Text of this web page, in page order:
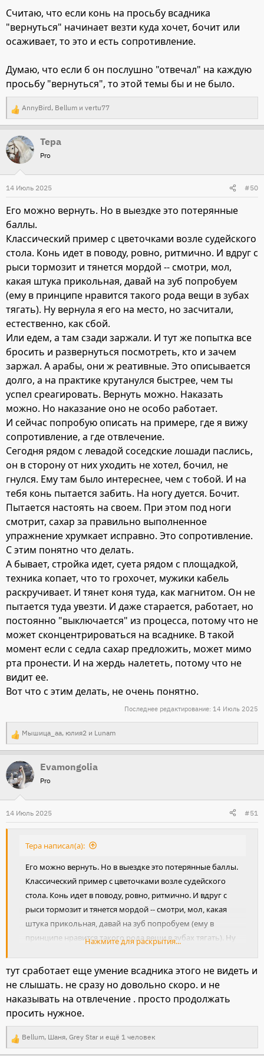
:
Считаю, что если конь на просьбу всадника
"вернуться" начинает везти куда хочет, бочит или
осаживает, то это и есть сопротивление.
Думаю, что если б он послушно "отвечал" на каждую
просьбу "вернуться", то этой темы бы и не было.
Р
е
а
к
и
и
:
AnnyBird, Bellum и vertu77
Тера
Pro
14 Июль 2025 #50
Его можно вернуть. Но в выездке это потерянные
баллы.
Классический пример с цветочками возле судейского
стола. Конь идет в поводу, ровно, ритмично. И вдруг с
рыси тормозит и тянется мордой -- смотри, мол,
какая штука прикольная, давай на зуб попробуем
(ему в принципе нравится такого рода вещи в зубах
тягать). Ну вернула я его на место, но засчитали,
естественно, как сбой.
Или едем, а там сзади заржали. И тут же попытка все
бросить и развернуться посмотреть, кто и зачем
заржал. А арабы, они ж реативные. Это описывается
долго, а на практике крутанулся быстрее, чем ты
успел среагировать. Вернуть можно. Наказать
можно. Но наказание оно не особо работает.
И сейчас попробую описать на примере, где я вижу
сопротивление, а где отвлечение.
Сегодня рядом с левадой соседские лошади паслись,
он в сторону от них уходить не хотел, бочил, не
гнулся. Ему там было интереснее, чем с тобой. И на
тебя конь пытается забить. На ногу дуется. Бочит.
Пытается настоять на своем. При этом под ноги
смотрит, сахар за правильно выполненное
упражнение хрумкает исправно. Это сопротивление.
С этим понятно что делать.
А бывает, стройка идет, суета рядом с площадкой,
техника копает, что то грохочет, мужики кабель
раскручивает. И тянет коня туда, как магнитом. Он не
пытается туда увезти. И даже старается, работает, но
постоянно "выключается" из процесса, потому что не
может сконцентрироваться на всаднике. В такой
момент если с седла сахар предложить, может мимо
рта пронести. И на жердь налететь, потому что не
видит ее.
Вот что с этим делать, не очень понятно.
Последнее редактирование: 14 Июль 2025
Р
е
а
к
и
и
Мышица_аа, юлия2 и Lunam
Evamongolia
Pro
14 Июль 2025 #51
Тера написал(а):
Его можно вернуть. Но в выездке это потерянные баллы.
Классический пример с цветочками возле судейского
стола. Конь идет в поводу, ровно, ритмично. И вдруг с
рыси тормозит и тянется мордой -- смотри, мол, какая
штука прикольная, давай на зуб попробуем (ему в
принципе нравится такого рода вещи в зубах тягать). Ну
сбой.
Или едем, а там сзади заржали. И тут же попытка все
бросить и развернуться посмотреть, кто и зачем заржал.
А арабы, они ж реативные. Это описывается долго, а на
практике крутанулся быстрее, чем ты успел
среагировать. Вернуть можно. Наказать можно. Но
наказание оно не особо работает.
Нажмите для раскрытия...
тут сработает еще умение всадника этого не видеть и
не слышать. не сразу но довольно скоро. и не
наказывать на отвлечение . просто продолжать
просить нужное.
Р
Bellum, Шаня, Grey Starи ещё 1 человек